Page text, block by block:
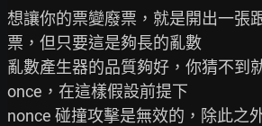
想讓你的票變廢票，就是開出一張
票，但只要這是夠長的亂數
亂數產生器的品質夠好，你猜不到
once，在這樣假設前提下
nonce 碰撞攻擊是無效的，除此之